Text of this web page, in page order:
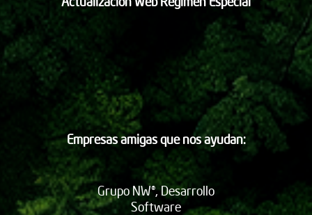
Empresas amigas que nos ayudan:
Grupo NW®, Desarrollo
Software